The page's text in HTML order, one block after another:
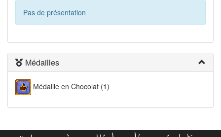
Pas de présentation
Médailles
Médaille en Chocolat (1)